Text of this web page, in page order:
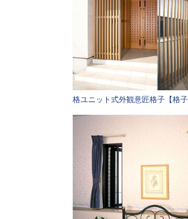
格ユニット式外観意匠格子【格子